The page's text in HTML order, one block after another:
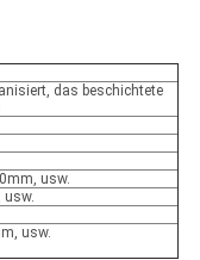
das beschichtete
usw.
usw.
usw.